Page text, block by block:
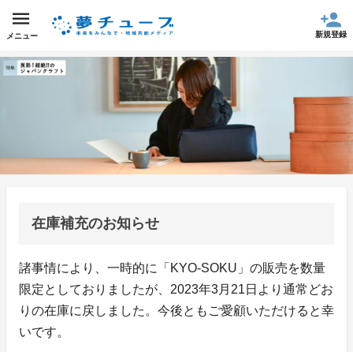
メニュー 新規登録
在庫補充のお知らせ
諸事情により、一時的に「KYO-SOKU」の販売を数量
限定としておりましたが、2023年3月21日より通常どお
りの在庫に戻しました。今後ともご愛顧いただけると幸
いです。